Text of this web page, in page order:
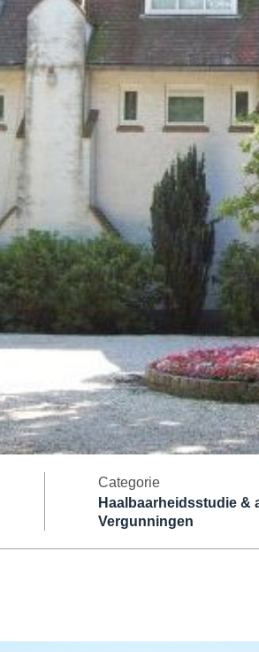
Categorie
Haalbaarheidsstudie &
Vergunningen